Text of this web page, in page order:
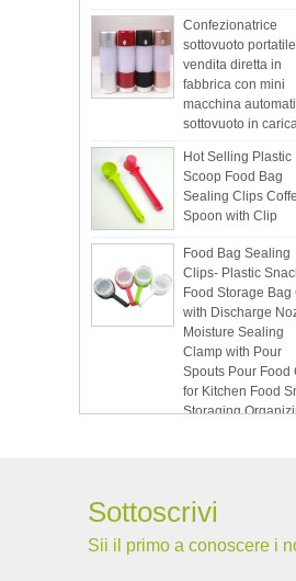
Confezionatrice
sottovuoto portatile
vendita diretta in
fabbrica con mini
macchina
sottovuoto in
Hot Selling Plastic
Scoop Food Bag
Sealing Clips
Spoon with Clip
Food Bag Sealing
Clips- Plastic Snack
Food Storage Bag
with Discharge
Moisture Sealing
Clamp with Pour
Spouts Pour Food
for Kitchen Food
Storaging
Bag Storage
ISR PC sunction
Sottoscrivi
Sii il primo a conoscere i